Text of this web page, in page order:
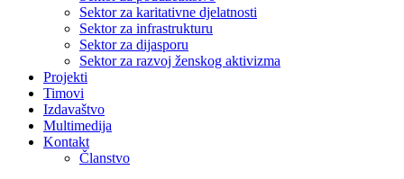
Sektor za karitativne djelatnosti
Sektor za infrastrukturu
Sektor za dijasporu
Sektor za razvoj ženskog aktivizma
Projekti
Timovi
Izdavaštvo
Multimedija
Kontakt
Članstvo